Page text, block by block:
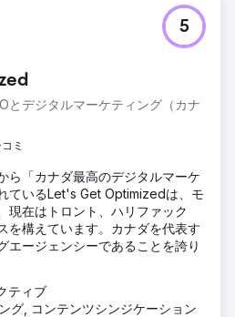
とデジタルマーケティング（カナ
ミ
5
ら「カナダ最高のデジタルマーケ
ているLet's Get Optimizedは、モ
現在はトロント、ハリファック
を構えています。カナダを代表す
エージェンシーであることを誇り
ティブ
グ, コンテンツシンジケーション